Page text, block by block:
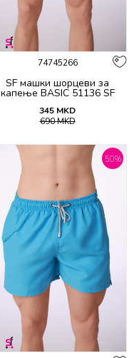
74745266
SF машки шорцеви за
капење BASIC 51136 SF
345 MKD
690MKD
50%